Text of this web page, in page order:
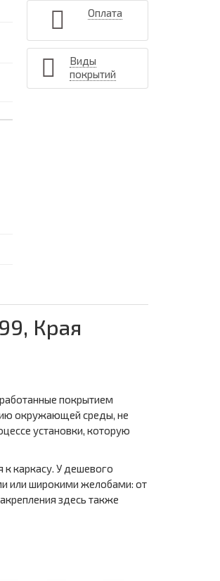
Оплата
Виды
покрытий
Края
покрытием
окружающей среды, не
установки, которую
каркасу. У дешевого
или широкими желобами: от
здесь также